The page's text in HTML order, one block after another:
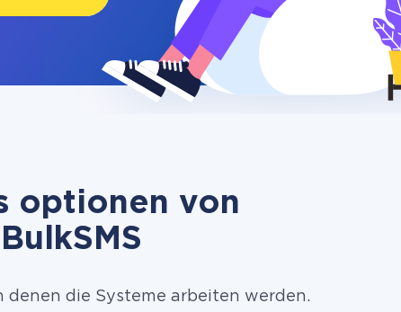
optionen von
denen die Systeme arbeiten werden.